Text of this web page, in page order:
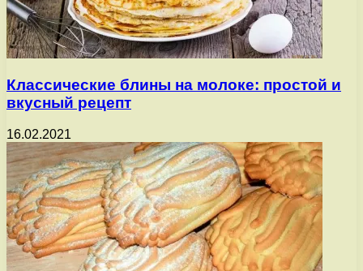
Классические блины на молоке: простой и
вкусный рецепт
16.02.2021